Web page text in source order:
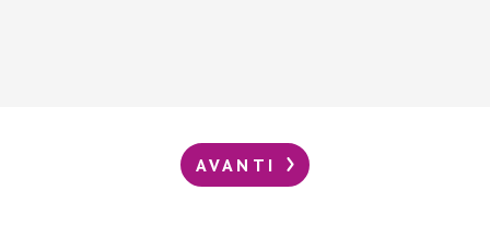
AVANTI